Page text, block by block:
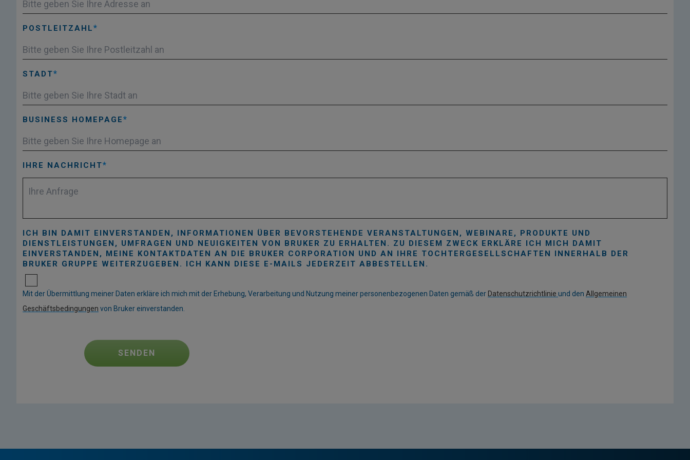
POSTLEITZAHL
STADT
BUSINESS HOMEPAGE
IHRE NACHRICHT
ICH BIN DAMIT EINVERSTANDEN, INFORMATIONEN ÜBER BEVORSTEHENDE VERANSTALTUNGEN, WEBINARE, PRODUKTE UND
DIENSTLEISTUNGEN, UMFRAGEN UND NEUIGKEITEN VON BRUKER ZU ERHALTEN. ZU DIESEM ZWECK ERKLÄRE ICH MICH DAMIT
EINVERSTANDEN, MEINE KONTAKTDATEN AN DIE BRUKER CORPORATION UND AN IHRE TOCHTERGESELLSCHAFTEN INNERHALB DER
BRUKER GRUPPE WEITERZUGEBEN. ICH KANN DIESE E-MAILS JEDERZEIT ABBESTELLEN.
Mit der Übermittlung meiner Daten erkläre ich mich mit der Erhebung, Verarbeitung und Nutzung meiner personenbezogenen Daten gemäß der Datenschutzrichtlinie und den Allgemeinen
Geschäftsbedingungen von Bruker einverstanden.
SENDEN